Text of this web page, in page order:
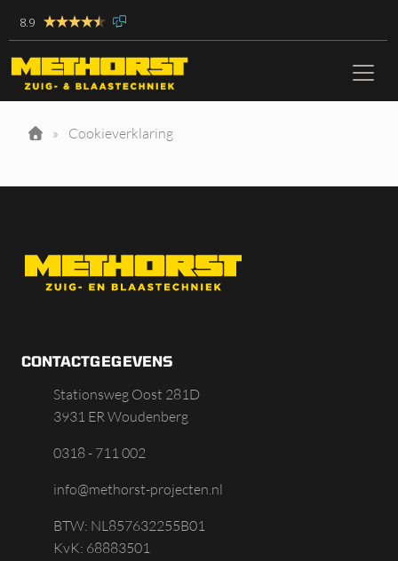
8.9
» Cookieverklaring
CONTACTGEGEVENS
Stationsweg Oost 281D
3931 ER Woudenberg
0318 - 711 002
info@methorst-projecten.nl
BTW: NL857632255B01
KvK: 68883501